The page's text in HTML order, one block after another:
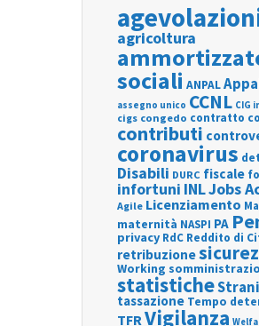
agricoltura
sociali ANPAL
assegno unico CCNL CIG
cigs congedo contratto
contributi
coronavirus
Disabili DURC fiscale
infortuni INLJobs
Agile Licenziamento
maternità NASPI PA
privacy RdC Reddito di
retribuzione
Working
statistiche
tassazione Tempo
TFRVigilanza